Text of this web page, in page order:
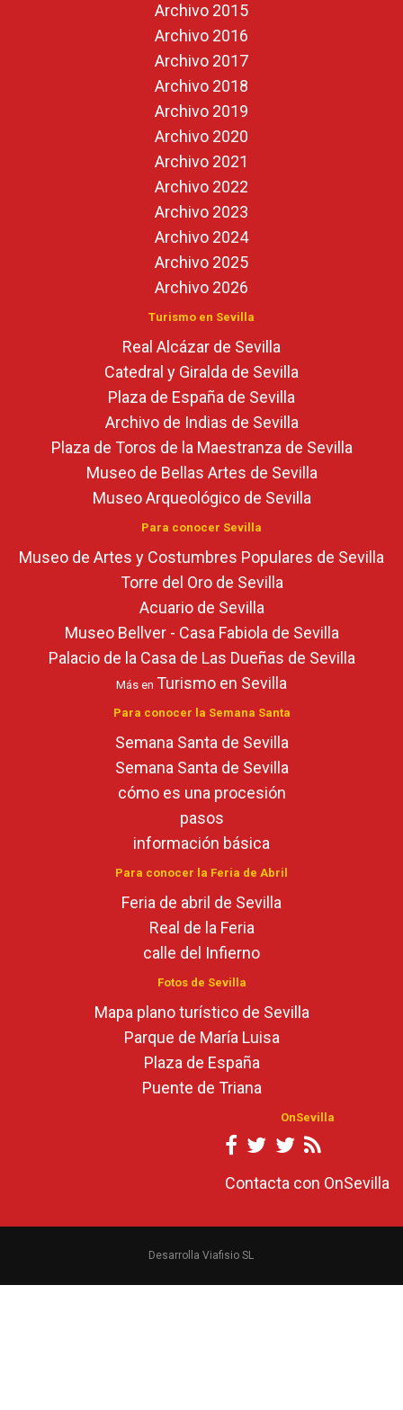
Archivo 2015
Archivo 2016
Archivo 2017
Archivo 2018
Archivo 2019
Archivo 2020
Archivo 2021
Archivo 2022
Archivo 2023
Archivo 2024
Archivo 2025
Archivo 2026
Turismo en Sevilla
Real Alcázar de Sevilla
Catedral y Giralda de Sevilla
Plaza de España de Sevilla
Archivo de Indias de Sevilla
Plaza de Toros de la Maestranza de Sevilla
Museo de Bellas Artes de Sevilla
Museo Arqueológico de Sevilla
Para conocer Sevilla
Museo de Artes y Costumbres Populares de Sevilla
Torre del Oro de Sevilla
Acuario de Sevilla
Museo Bellver - Casa Fabiola de Sevilla
Palacio de la Casa de Las Dueñas de Sevilla
Más en Turismo en Sevilla
Para conocer la Semana Santa
Semana Santa de Sevilla
Semana Santa de Sevilla
cómo es una procesión
pasos
información básica
Para conocer la Feria de Abril
Feria de abril de Sevilla
Real de la Feria
calle del Infierno
Fotos de Sevilla
Mapa plano turístico de Sevilla
Parque de María Luisa
Plaza de España
Puente de Triana
OnSevilla
Contacta con OnSevilla
Desarrolla Viafisio SL